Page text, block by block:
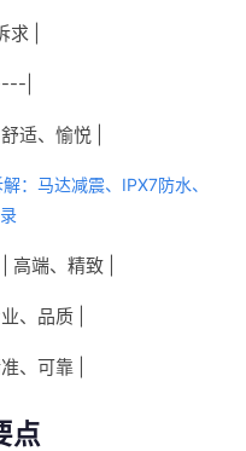
|
|
适、愉悦 |
：马达减震、IPX7防水、
高端、精致 |
、品质 |
、可靠 |
点